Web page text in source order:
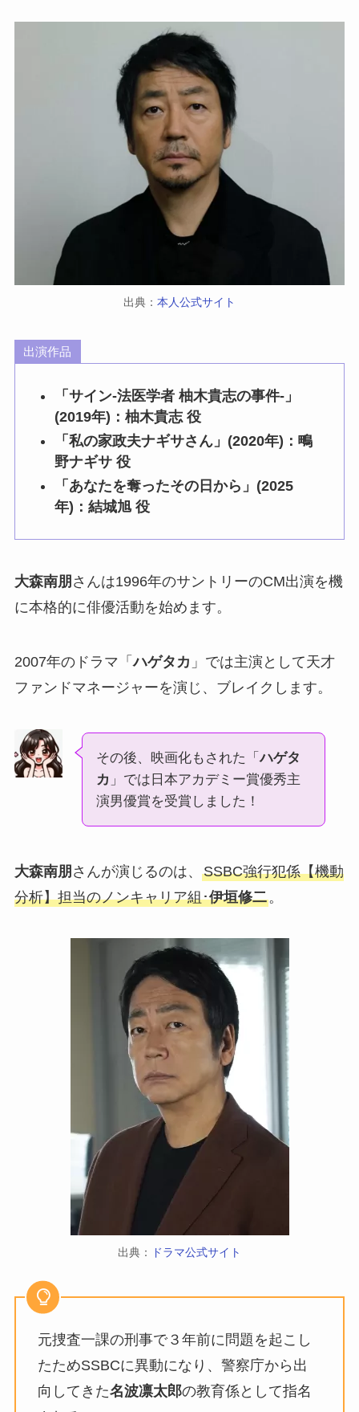
出典： 本人公式サイト
出演作品
「サイン-法医学者 柚木貴志の事件-」
(2019年)：柚木貴志 役
「私の家政夫ナギサさん」(2020年)：鴫
野ナギサ 役
「あなたを奪ったその日から」(2025
年)：結城旭 役
大森南朋 さんは1996年のサントリーのCM出演を機
に本格的に俳優活動を始めます。
2007年のドラマ「ハゲタカ 」では主演として天才
ファンドマネージャーを演じ、ブレイクします。
その後、映画化もされた「ハゲタ
カ 」では日本アカデミー賞優秀主
演男優賞を受賞しました！
大森南朋 さんが演じるのは、 SSBC強行犯係【機動
分析】担当のノンキャリア組･伊垣修二。
出典： ドラマ公式サイト
元捜査一課の刑事で３年前に問題を起こし
たためSSBCに異動になり、警察庁から出
向してきた名波凛太郎の教育係として指名